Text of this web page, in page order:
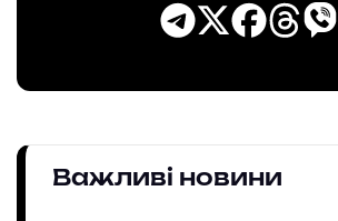
Важливі новини